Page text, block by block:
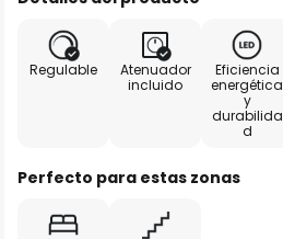
Regulable
Atenuador
incluido
Eficiencia
energética
y
durabilida
d
Perfecto para estas zonas